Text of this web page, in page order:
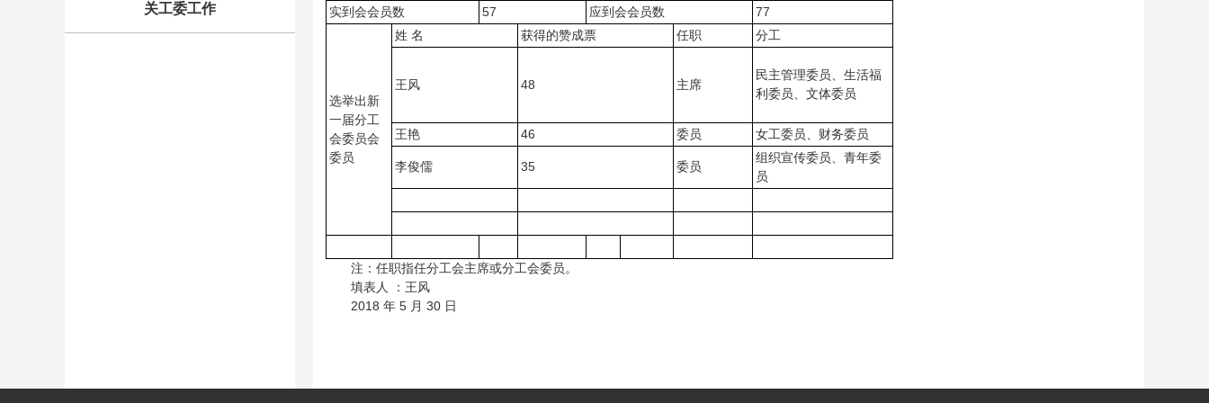
关工委工作 实到会会员数 57 应到会会员数 77
选举出新
一届分工
会委员会
委员
姓 名 获得的赞成票 任职 分工
王风 48 主席
民主管理委员、生活福
利委员、文体委员
王艳 46 委员 女工委员、财务委员
李俊儒 35 委员
组织宣传委员、青年委
员
注：任职指任分工会主席或分工会委员。
填表人 ：王风
2018 年 5 月 30 日